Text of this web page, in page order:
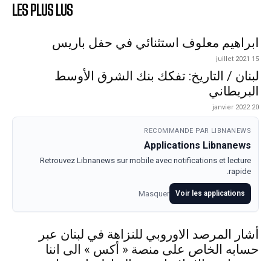
LES PLUS LUS
ابراهيم معلوف استثنائي في حفل باريس
15 juillet 2021
لبنان / التاريخ: تفكك بنك الشرق الأوسط
البريطاني
20 janvier 2022
RECOMMANDE PAR LIBNANEWS
Applications Libnanews
Retrouvez Libnanews sur mobile avec notifications et lecture
rapide.
Voir les applications
Masquer
أشار المرصد الاوروبي للنزاهة في لبنان عبر
حسابه الخاص على منصة « أكس » الى اننا